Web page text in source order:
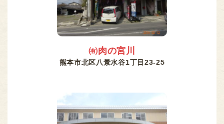
㈲肉の宮川
熊本市北区八景水谷1丁目23-25